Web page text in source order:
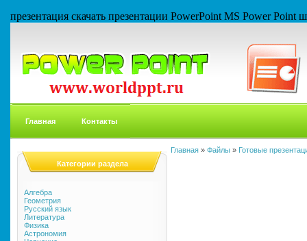
презентация скачать презентации PowerPoint MS Power
Главная Контакты
Категории раздела
Алгебра
Геометрия
Русский язык
Литература
Физика
Астрономия
Главная » Файлы » Готовые